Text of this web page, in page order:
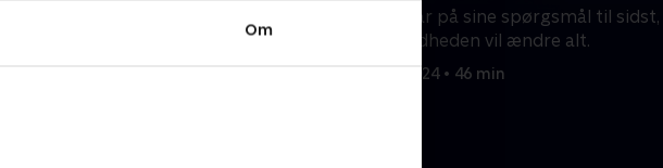
Om
efterforskningen, og Jo og Tasha
Jo får svar på sine spørgsmål til sidst,
men sandheden vil ændre alt.
27. maj 2024 • 46 min